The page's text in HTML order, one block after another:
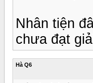
Nhân tiện
chưa đạt
Hà Q6